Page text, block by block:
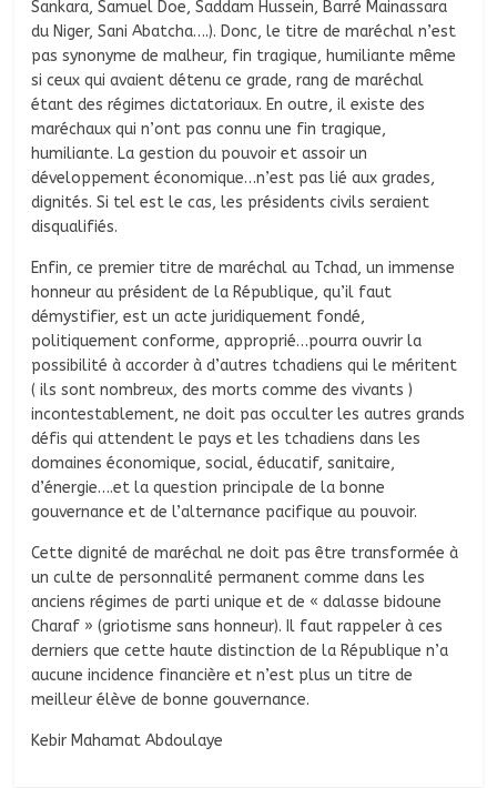
Sankara, Samuel Doe, Saddam Hussein, Barré Mainassara
du Niger, Sani Abatcha….). Donc, le titre de maréchal n’est
pas synonyme de malheur, fin tragique, humiliante même
si ceux qui avaient détenu ce grade, rang de maréchal
étant des régimes dictatoriaux. En outre, il existe des
maréchaux qui n’ont pas connu une fin tragique,
humiliante. La gestion du pouvoir et assoir un
développement économique…n’est pas lié aux grades,
dignités. Si tel est le cas, les présidents civils seraient
disqualifiés.
Enfin, ce premier titre de maréchal au Tchad, un immense
honneur au président de la République, qu’il faut
démystifier, est un acte juridiquement fondé,
politiquement conforme, approprié…pourra ouvrir la
possibilité à accorder à d’autres tchadiens qui le méritent
( ils sont nombreux, des morts comme des vivants )
incontestablement, ne doit pas occulter les autres grands
défis qui attendent le pays et les tchadiens dans les
domaines économique, social, éducatif, sanitaire,
d’énergie….et la question principale de la bonne
gouvernance et de l’alternance pacifique au pouvoir.
Cette dignité de maréchal ne doit pas être transformée à
un culte de personnalité permanent comme dans les
anciens régimes de parti unique et de « dalasse bidoune
Charaf » (griotisme sans honneur). Il faut rappeler à ces
derniers que cette haute distinction de la République n’a
aucune incidence financière et n’est plus un titre de
meilleur élève de bonne gouvernance.
Kebir Mahamat Abdoulaye